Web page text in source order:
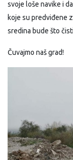
svoje loše navike i
koje su predviđene
sredina bude što
Čuvajmo naš grad!